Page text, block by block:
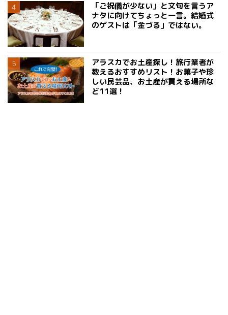
「ご祝儀が少ない」と文句を言うア
ナタに向けてちょっと一言。結婚式
のゲストは「金づる」ではない。
アラスカでお土産探し！旅行業者が
教えるおすすめリスト！お菓子や珍
しい民芸品、お土産が買える場所な
ど11選！